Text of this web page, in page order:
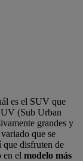
es el SUV que
(Sub Urban
grandes y
que se
que disfruten de
en el modelo más